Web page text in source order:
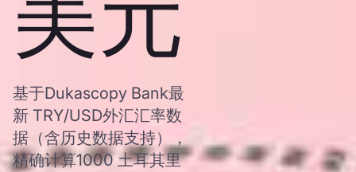
基于Dukascopy Bank最
新 TRY/USD外汇汇率数
据（含历史数据支持），
精确计算1000 土耳其里